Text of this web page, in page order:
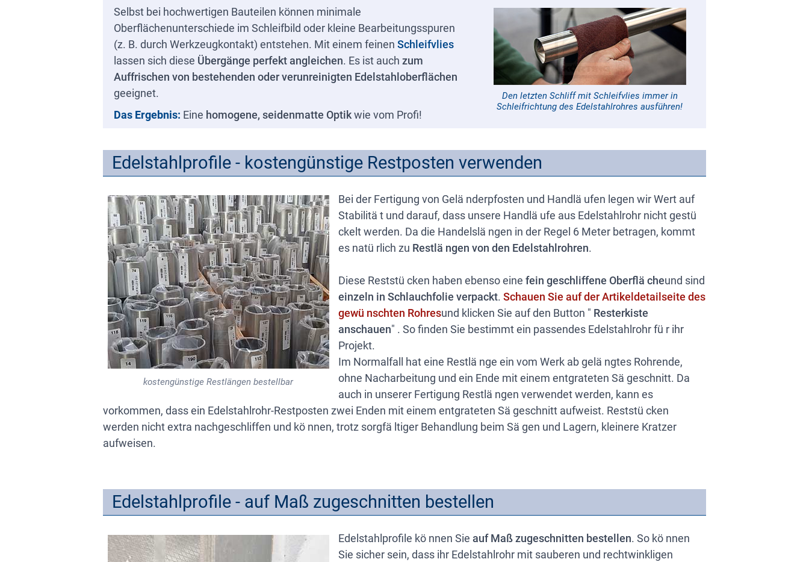
Den letzten Schliff mit Schleifvlies immer in
Schleifrichtung des Edelstahlrohres ausführen!
Selbst bei hochwertigen Bauteilen können minimale
Oberflächenunterschiede im Schleifbild oder kleine Bearbeitungsspuren
(z. B. durch Werkzeugkontakt) entstehen. Mit einem feinenSchleifvlies
lassen sich diese Übergänge perfekt angleichen. Es ist auchzum
Auffrischen von bestehenden oder verunreinigten Edelstahloberflächen
geeignet.
Das Ergebnis: Eine homogene, seidenmatte Optikwie vom Profi!
Edelstahlprofile - kostengünstige Restposten verwenden
kostengünstige Restlängen bestellbar
Bei der Fertigung von Gelä nderpfosten und Handlä ufen legen wir Wert auf
Stabilitä t und darauf, dass unsere Handlä ufe aus Edelstahlrohr nicht gestü
ckelt werden. Da die Handelslä ngen in der Regel 6 Meter betragen, kommt
es natü rlich zu Restlä ngen von den Edelstahlrohren.
Diese Reststü cken haben ebenso eine fein geschliffene Oberflä cheund sind
einzeln in Schlauchfolie verpackt. Schauen Sie auf der Artikeldetailseite des
gewü nschten Rohresund klicken Sie auf den Button " Resterkiste
anschauen" . So finden Sie bestimmt ein passendes Edelstahlrohr fü r ihr
Projekt.
Im Normalfall hat eine Restlä nge ein vom Werk ab gelä ngtes Rohrende,
ohne Nacharbeitung und ein Ende mit einem entgrateten Sä geschnitt. Da
auch in unserer Fertigung Restlä ngen verwendet werden, kann es
vorkommen, dass ein Edelstahlrohr-Restposten zwei Enden mit einem entgrateten Sä geschnitt aufweist. Reststü cken
werden nicht extra nachgeschliffen und kö nnen, trotz sorgfä ltiger Behandlung beim Sä gen und Lagern, kleinere Kratzer
aufweisen.
Edelstahlprofile - auf Maß zugeschnitten bestellen
Edelstahlprofile kö nnen Sie auf Maß zugeschnitten bestellen. So kö nnen
Sie sicher sein, dass ihr Edelstahlrohr mit sauberen und rechtwinkligen